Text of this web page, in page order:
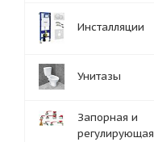
Инсталляции
Унитазы
Запорная и
регулирующая